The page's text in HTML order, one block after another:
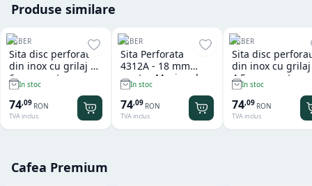
Produse similare
REBER
Sita disc perforat
din inox cu grilaj de
6 mm pentru
Masina de Tocat
Reber 9501 N
In stoc
74,09 RON
TVA inclus
REBER
Sita Perforata
4312A - 18 mm
pentru Masina de
Tocat Carne Reber
9501 N
In stoc
74,09 RON
TVA inclus
REBER
Sita disc perforat
din inox cu
4.5 mm pentru
Masina de Tocat
Reber 9501 N
In stoc
74,09 RON
TVA inclus
Cafea Premium